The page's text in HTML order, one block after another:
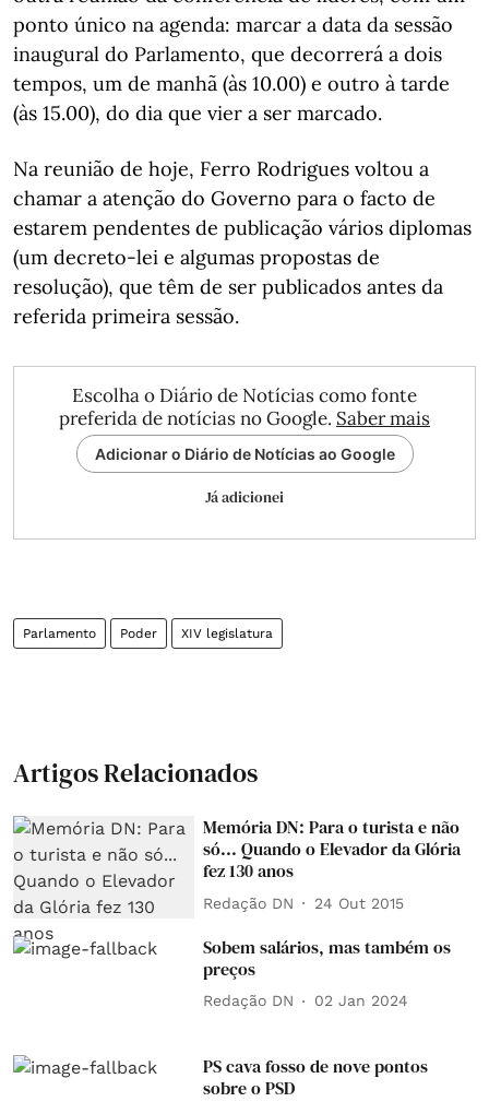
ponto único na agenda: marcar a data da sessão
inaugural do Parlamento, que decorrerá a dois
tempos, um de manhã (às 10.00) e outro à tarde
(às 15.00), do dia que vier a ser marcado.
Na reunião de hoje, Ferro Rodrigues voltou a
chamar a atenção do Governo para o facto de
estarem pendentes de publicação vários diplomas
(um decreto-lei e algumas propostas de
resolução), que têm de ser publicados antes da
referida primeira sessão.
Escolha o Diário de Notícias como fonte
preferida de notícias no Google. Saber mais
Adicionar o Diário de Notícias ao Google
Já adicionei
Parlamento Poder XIV legislatura
Artigos Relacionados
Memória DN: Para o turista e não
só... Quando o Elevador da Glória
fez 130 anos
Redação DN 24 Out 2015
Sobem salários, mas também os
preços
Redação DN 02 Jan 2024
PS cava fosso de nove pontos
sobre o PSD